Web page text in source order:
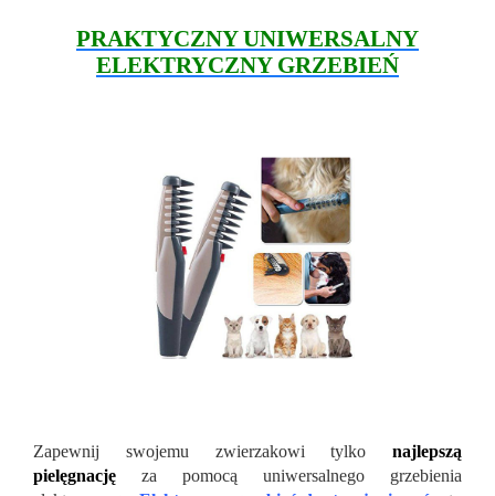
PRAKTYCZNY UNIWERSALNY
ELEKTRYCZNY GRZEBIEŃ
Zapewnij swojemu zwierzakowi tylko najlepszą
pielęgnację za pomocą uniwersalnego grzebienia